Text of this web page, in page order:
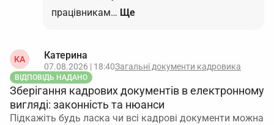
працівникам… Ще
КА Катерина
07.08.2026 | 18:40Загальні документи кадровика
ВІДПОВІДЬ НАДАНО
Зберігання кадрових документів в електронному
вигляді: законність та нюанси
Підкажіть будь ласка чи всі кадрові документи можна